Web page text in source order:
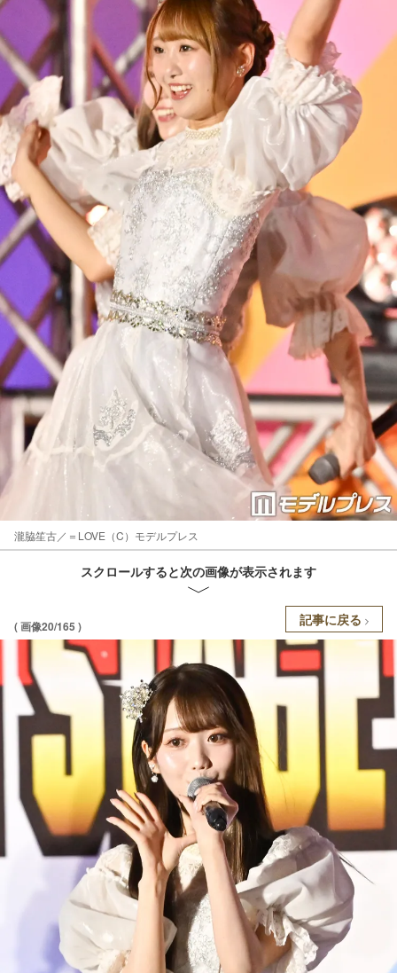
瀧脇笙古／＝LOVE（C）モデルプレス
スクロールすると次の画像が表示されます
( 画像20/165 ) 記事に戻る